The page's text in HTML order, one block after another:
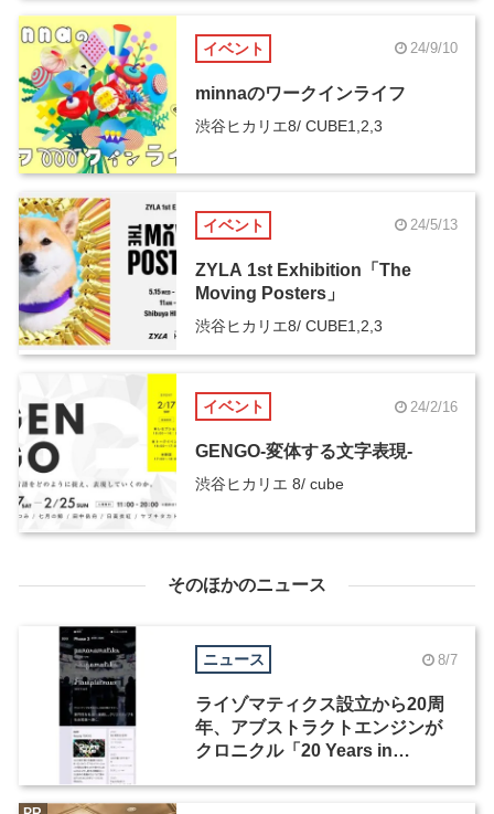
イベント 24/9/10
minnaのワークインライフ
渋谷ヒカリエ8/ CUBE1,2,3
イベント 24/5/13
ZYLA 1st Exhibition「The
Moving Posters」
渋谷ヒカリエ8/ CUBE1,2,3
イベント 24/2/16
GENGO-変体する文字表現-
渋谷ヒカリエ 8/ cube
そのほかのニュース
ニュース 8/7
ライゾマティクス設立から20周
年、アブストラクトエンジンが
クロニクル「20 Years in